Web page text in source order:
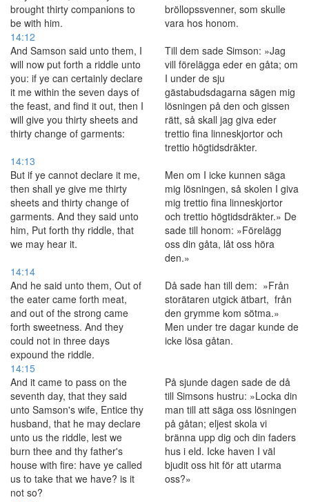
brought thirty companions to
be with him.
bröllopssvenner, som skulle
vara hos honom.
14:12
And Samson said unto them, I
will now put forth a riddle unto
you: if ye can certainly declare
it me within the seven days of
the feast, and find it out, then I
will give you thirty sheets and
thirty change of garments:
Till dem sade Simson: »Jag
vill förelägga eder en gåta; om
I under de sju
gästabudsdagarna sägen mig
lösningen på den och gissen
rätt, så skall jag giva eder
trettio fina linneskjortor och
trettio högtidsdräkter.
14:13
But if ye cannot declare it me,
then shall ye give me thirty
sheets and thirty change of
garments. And they said unto
him, Put forth thy riddle, that
we may hear it.
Men om I icke kunnen säga
mig lösningen, så skolen I giva
mig trettio fina linneskjortor
och trettio högtidsdräkter.» De
sade till honom: »Förelägg
oss din gåta, låt oss höra
den.»
14:14
And he said unto them, Out of
the eater came forth meat,
and out of the strong came
forth sweetness. And they
could not in three days
expound the riddle.
Då sade han till dem: »Från
storätaren utgick ätbart, från
den grymme kom sötma.»
Men under tre dagar kunde de
icke lösa gåtan.
14:15
And it came to pass on the
seventh day, that they said
unto Samson's wife, Entice thy
husband, that he may declare
unto us the riddle, lest we
burn thee and thy father's
house with fire: have ye called
us to take that we have? is it
not so?
På sjunde dagen sade de då
till Simsons hustru: »Locka din
man till att säga oss lösningen
på gåtan; eljest skola vi
bränna upp dig och din faders
hus i eld. Icke haven I väl
bjudit oss hit för att utarma
oss?»